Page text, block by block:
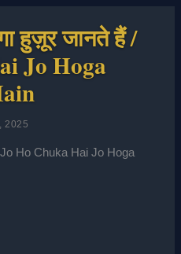
हुज़ूर जानते हैं /
Jo Hoga
2025
Jo Ho Chuka Hai Jo Hoga